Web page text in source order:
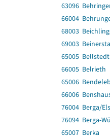
63096
66004
68003
69003
65005 Bellstedt
66005 Belrieth
65006
66006
76004 Berga/
76094 Berga-
65007 Berka